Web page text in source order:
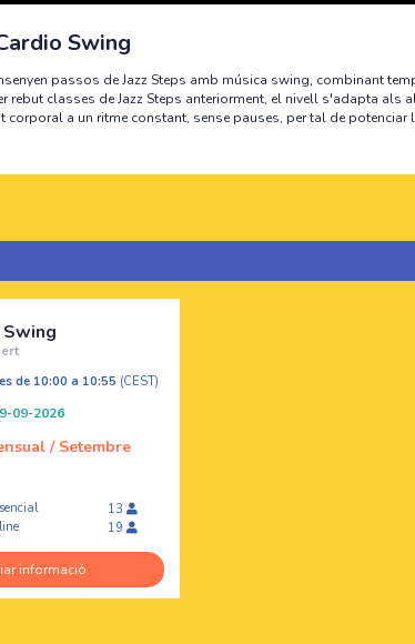
Swing
passos de Jazz Steps amb música swing, combinant
rebut classes de Jazz Steps anteriorment, el nivell s'adapta als
corporal a un ritme constant, sense pauses, per tal de
de 10:00 a 10:55 (CEST)
09-2026
/ Setembre
13
19
informació